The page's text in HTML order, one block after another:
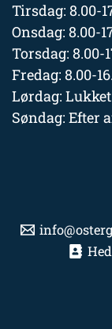
Tirsdag: 8.00-
Onsdag: 8.00-
Torsdag: 8.00-
Fredag: 8.00-
Lørdag: Lukket
Søndag: Efter